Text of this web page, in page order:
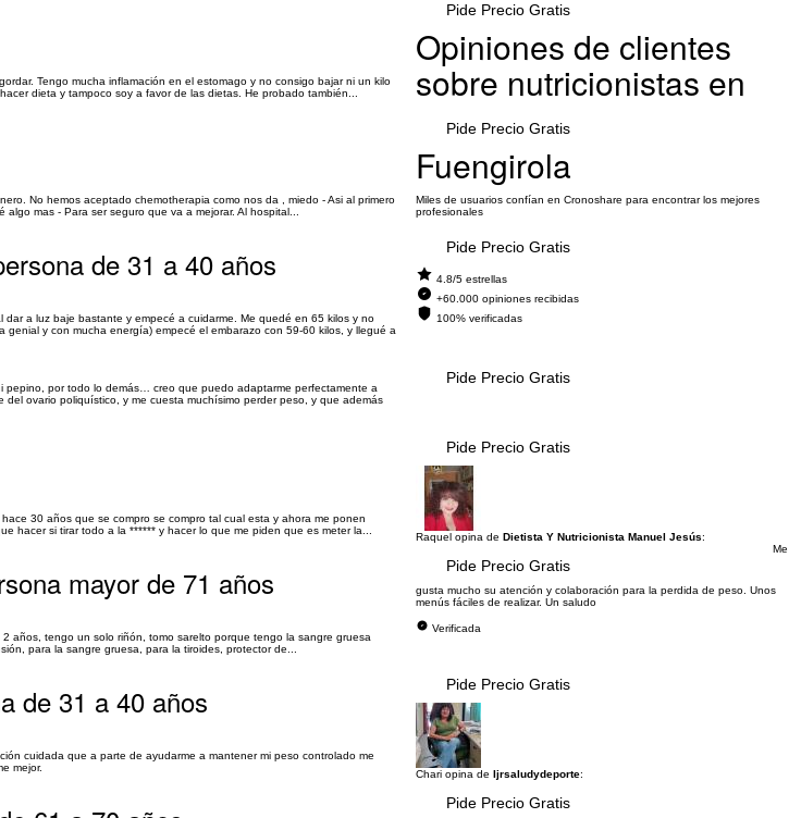
Tengo mucha inflamación en el estomago y no consigo bajar ni un kilo
dieta y tampoco soy a favor de las dietas. He probado también...
Pide Precio Gratis
No hemos aceptado chemotherapia como nos da , miedo - Asi al primero
mas - Para ser seguro que va a mejorar. Al hospital...
Pide Precio Gratis
de 31 a 40 años
a luz baje bastante y empecé a cuidarme. Me quedé en 65 kilos y no
y con mucha energía) empecé el embarazo con 59-60 kilos, y llegué a
Pide Precio Gratis
por todo lo demás… creo que puedo adaptarme perfectamente a
ovario poliquístico, y me cuesta muchísimo perder peso, y que además
Pide Precio Gratis
30 años que se compro se compro tal cual esta y ahora me ponen
hacer si tirar todo a la ****** y hacer lo que me piden que es meter la...
Pide Precio Gratis
mayor de 71 años
años, tengo un solo riñón, tomo sarelto porque tengo la sangre gruesa
para la sangre gruesa, para la tiroides, protector de...
Pide Precio Gratis
de 31 a 40 años
cuidada que a parte de ayudarme a mantener mi peso controlado me
mejor.
Pide Precio Gratis
Pide Precio Gratis
Opiniones de clientes
sobre nutricionistas en
Fuengirola
Miles de usuarios confían en Cronoshare para encontrar los mejores
profesionales
4.8/5 estrellas
+60.000 opiniones recibidas
100% verificadas
Raquel opina de Dietista Y Nutricionista Manuel Jesús:
Me
gusta mucho su atención y colaboración para la perdida de peso. Unos
menús fáciles de realizar. Un saludo
Verificada
Chari opina de Ijrsaludydeporte: